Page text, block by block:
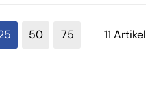
11 Artikel
50 75